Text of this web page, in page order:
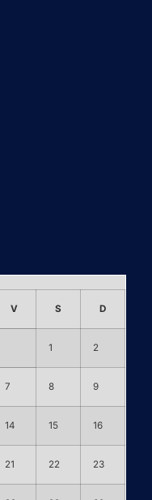
V S D
1 2
7 8 9
14 15 16
21 22 23